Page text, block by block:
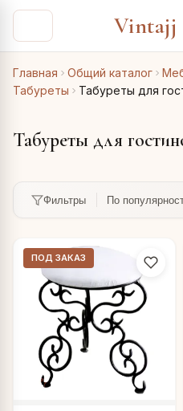
Vintajj
Главная Общий каталог
Табуреты
Табуреты для
Табуреты для
Фильтры
ПОД ЗАКАЗ